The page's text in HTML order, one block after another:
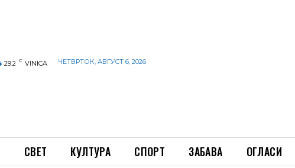
29.2 C VINICA ЧЕТВРТОК, АВГУСТ 6, 2026
СВЕТ КУЛТУРА СПОРТ ЗАБАВА ОГЛАСИ